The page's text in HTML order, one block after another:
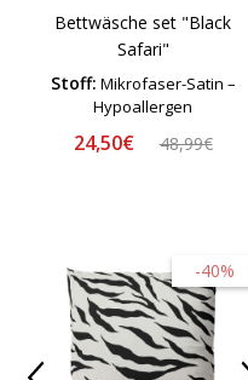
Bettwäsche set "Black
Safari"
Stoff: Mikrofaser-Satin –
Hypoallergen
24,50€ 48,99€
-40%